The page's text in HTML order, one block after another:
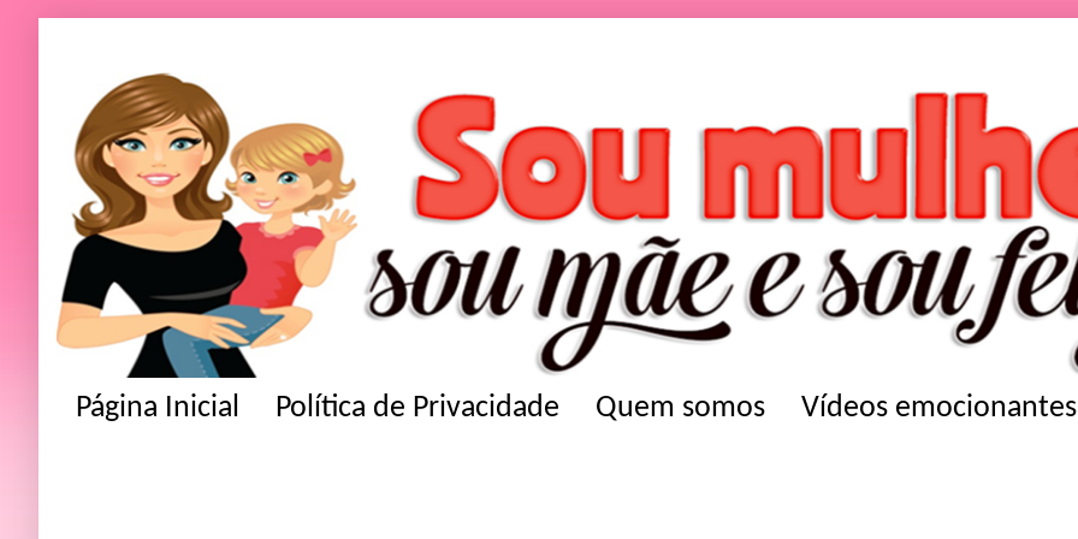
Página Inicial Política de Privacidade Quem somos Vídeos